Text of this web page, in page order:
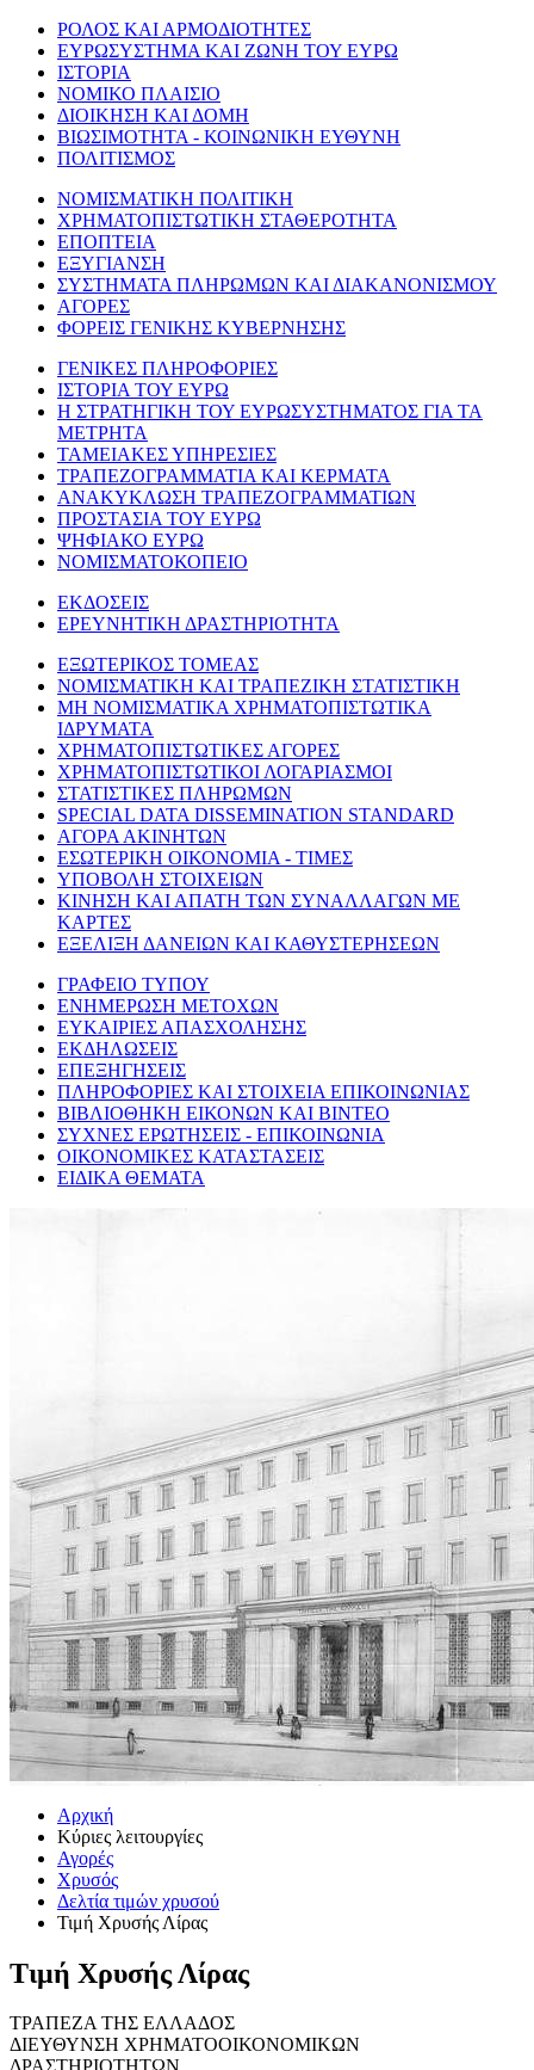
ΡΟΛΟΣ ΚΑΙ ΑΡΜΟΔΙΟΤΗΤΕΣ
ΕΥΡΩΣΥΣΤΗΜΑ ΚΑΙ ΖΩΝΗ ΤΟΥ ΕΥΡΩ
ΙΣΤΟΡΙΑ
ΝΟΜΙΚΟ ΠΛΑΙΣΙΟ
ΔΙΟΙΚΗΣΗ ΚΑΙ ΔΟΜΗ
ΒΙΩΣΙΜΟΤΗΤΑ - ΚΟΙΝΩΝΙΚΗ ΕΥΘΥΝΗ
ΠΟΛΙΤΙΣΜΟΣ
ΝΟΜΙΣΜΑΤΙΚΗ ΠΟΛΙΤΙΚΗ
ΧΡΗΜΑΤΟΠΙΣΤΩΤΙΚΗ ΣΤΑΘΕΡΟΤΗΤΑ
ΕΠΟΠΤΕΙΑ
ΕΞΥΓΙΑΝΣΗ
ΣΥΣΤΗΜΑΤΑ ΠΛΗΡΩΜΩΝ ΚΑΙ ΔΙΑΚΑΝΟΝΙΣΜΟΥ
ΑΓΟΡΕΣ
ΦΟΡΕΙΣ ΓΕΝΙΚΗΣ ΚΥΒΕΡΝΗΣΗΣ
ΓΕΝΙΚΕΣ ΠΛΗΡΟΦΟΡΙΕΣ
ΙΣΤΟΡΙΑ ΤΟΥ ΕΥΡΩ
Η ΣΤΡΑΤΗΓΙΚΗ ΤΟΥ ΕΥΡΩΣΥΣΤΗΜΑΤΟΣ ΓΙΑ ΤΑ
ΜΕΤΡΗΤΑ
ΤΑΜΕΙΑΚΕΣ ΥΠΗΡΕΣΙΕΣ
ΤΡΑΠΕΖΟΓΡΑΜΜΑΤΙΑ ΚΑΙ ΚΕΡΜΑΤΑ
ΑΝΑΚΥΚΛΩΣΗ ΤΡΑΠΕΖΟΓΡΑΜΜΑΤΙΩΝ
ΠΡΟΣΤΑΣΙΑ ΤΟΥ ΕΥΡΩ
ΨΗΦΙΑΚΟ ΕΥΡΩ
ΝΟΜΙΣΜΑΤΟΚΟΠΕΙΟ
ΕΚΔΟΣΕΙΣ
ΕΡΕΥΝΗΤΙΚΗ ΔΡΑΣΤΗΡΙΟΤΗΤΑ
ΕΞΩΤΕΡΙΚΟΣ ΤΟΜΕΑΣ
ΝΟΜΙΣΜΑΤΙΚΗ ΚΑΙ ΤΡΑΠΕΖΙΚΗ ΣΤΑΤΙΣΤΙΚΗ
ΜΗ ΝΟΜΙΣΜΑΤΙΚΑ ΧΡΗΜΑΤΟΠΙΣΤΩΤΙΚΑ
ΙΔΡΥΜΑΤΑ
ΧΡΗΜΑΤΟΠΙΣΤΩΤΙΚΕΣ ΑΓΟΡΕΣ
ΧΡΗΜΑΤΟΠΙΣΤΩΤΙΚΟΙ ΛΟΓΑΡΙΑΣΜΟΙ
ΣΤΑΤΙΣΤΙΚΕΣ ΠΛΗΡΩΜΩΝ
SPECIAL DATA DISSEMINATION STANDARD
ΑΓΟΡΑ ΑΚΙΝΗΤΩΝ
ΕΣΩΤΕΡΙΚΗ ΟΙΚΟΝΟΜΙΑ - ΤΙΜΕΣ
ΥΠΟΒΟΛΗ ΣΤΟΙΧΕΙΩΝ
ΚΙΝΗΣΗ ΚΑΙ ΑΠΑΤΗ ΤΩΝ ΣΥΝΑΛΛΑΓΩΝ ΜΕ
ΚΑΡΤΕΣ
ΕΞΕΛΙΞΗ ΔΑΝΕΙΩΝ ΚΑΙ ΚΑΘΥΣΤΕΡΗΣΕΩΝ
ΓΡΑΦΕΙΟ ΤΥΠΟΥ
ΕΝΗΜΕΡΩΣΗ ΜΕΤΟΧΩΝ
ΕΥΚΑΙΡΙΕΣ ΑΠΑΣΧΟΛΗΣΗΣ
ΕΚΔΗΛΩΣΕΙΣ
ΕΠΕΞΗΓΗΣΕΙΣ
ΠΛΗΡΟΦΟΡΙΕΣ ΚΑΙ ΣΤΟΙΧΕΙΑ ΕΠΙΚΟΙΝΩΝΙΑΣ
ΒΙΒΛΙΟΘΗΚΗ ΕΙΚΟΝΩΝ ΚΑΙ ΒΙΝΤΕΟ
ΣΥΧΝΕΣ ΕΡΩΤΗΣΕΙΣ - ΕΠΙΚΟΙΝΩΝΙΑ
ΟΙΚΟΝΟΜΙΚΕΣ ΚΑΤΑΣΤΑΣΕΙΣ
ΕΙΔΙΚΑ ΘΕΜΑΤΑ
Αρχική
Κύριες λειτουργίες
Αγορές
Χρυσός
Δελτία τιμών χρυσού
Τιμή Χρυσής Λίρας
Τιμή Χρυσής Λίρας
ΤΡΑΠΕΖΑ ΤΗΣ ΕΛΛΑΔΟΣ
ΔΙΕΥΘΥΝΣΗ ΧΡΗΜΑΤΟΟΙΚΟΝΟΜΙΚΩΝ